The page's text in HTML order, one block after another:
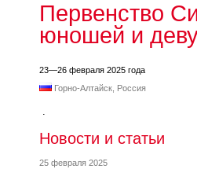
Первенство
юношей и
23—26 февраля 2025 года
Горно-Алтайск, Россия
.
Новости и статьи
25 февраля 2025